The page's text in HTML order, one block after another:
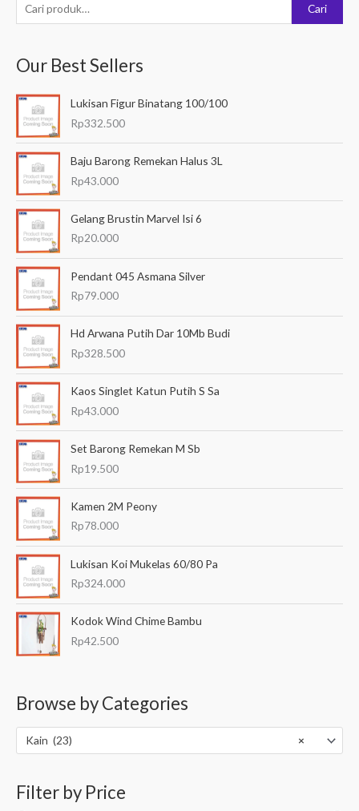
e
c
a
u
n
u
Cari
Our Best Sellers
Lukisan Figur Binatang 100/100
Rp332.500
Baju Barong Remekan Halus 3L
Rp43.000
Gelang Brustin Marvel Isi 6
Rp20.000
Pendant 045 Asmana Silver
Rp79.000
Hd Arwana Putih Dar 10Mb Budi
Rp328.500
Kaos Singlet Katun Putih S Sa
Rp43.000
Set Barong Remekan M Sb
Rp19.500
Kamen 2M Peony
Rp78.000
Lukisan Koi Mukelas 60/80 Pa
Rp324.000
Kodok Wind Chime Bambu
Rp42.500
Browse by Categories
×
Kain (23)
Filter by Price
a
n
a
i